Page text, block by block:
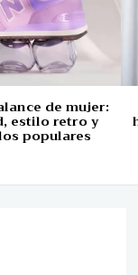
de mujer:
estilo retro y
populares